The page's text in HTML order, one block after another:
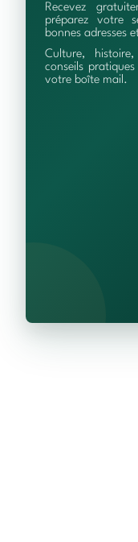
Recevez
préparez votre
bonnes adresses
Culture,
conseils
votre boîte mail.